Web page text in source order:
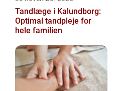
Tandlæge i Kalundborg:
Optimal tandpleje for
hele familien